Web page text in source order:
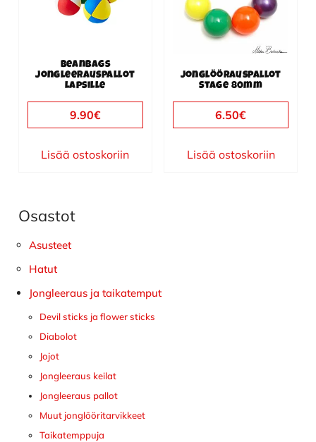
Beanbags
jongleerauspallot
lapsille
9.90€
Lisää ostoskoriin
Jonglöörauspallot
Stage 80mm
6.50€
Lisää ostoskoriin
Ensisijainen
sivupalkki
Osastot
Asusteet
Hatut
Jongleeraus ja taikatemput
Devil sticks ja flower sticks
Diabolot
Jojot
Jongleeraus keilat
Jongleeraus pallot
Muut jonglööritarvikkeet
Taikatemppuja